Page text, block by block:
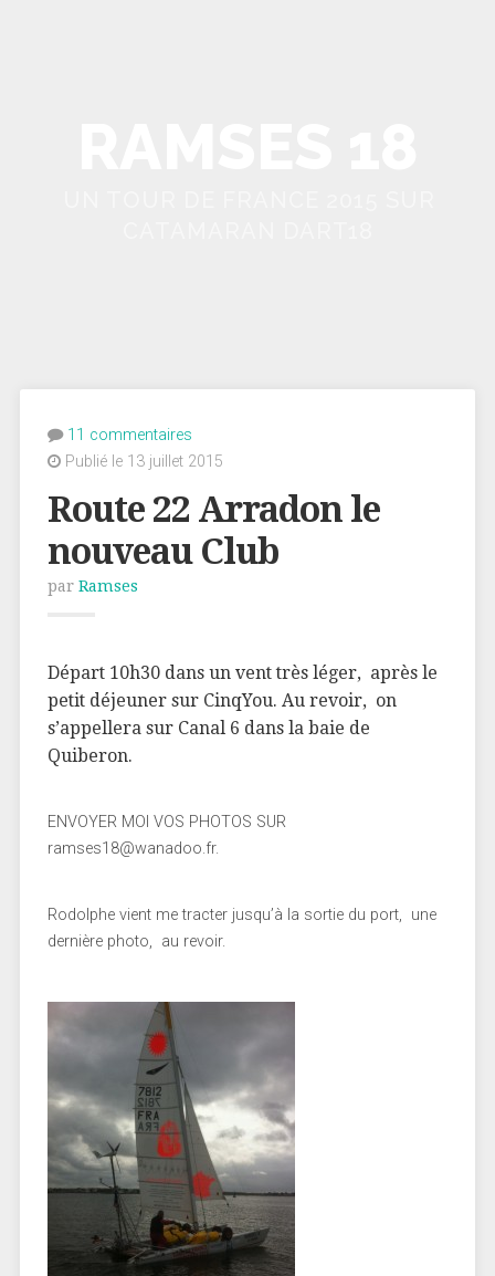
11 commentaires
Publié le 13 juillet 2015
Route 22 Arradon le
nouveau Club
par Ramses
Départ 10h30 dans un vent très léger, après le
petit déjeuner sur CinqYou. Au revoir, on
s’appellera sur Canal 6 dans la baie de
Quiberon.
ENVOYER MOI VOS PHOTOS SUR
ramses18@wanadoo.fr.
Rodolphe vient me tracter jusqu’à la sortie du port, une
dernière photo, au revoir.